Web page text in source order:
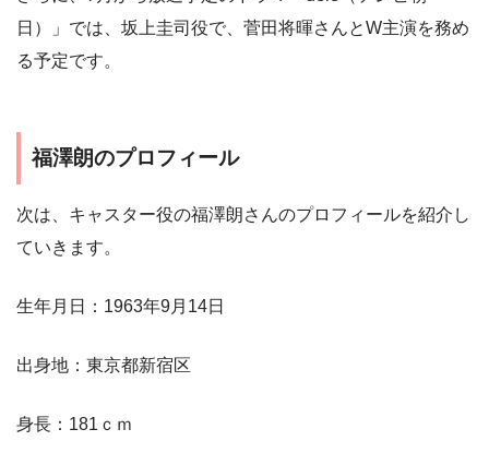
日）」では、坂上圭司役で、菅田将暉さんとW主演を務め
る予定です。
福澤朗のプロフィール
次は、キャスター役の福澤朗さんのプロフィールを紹介し
ていきます。
生年月日：1963年9月14日
出身地：東京都新宿区
身長：181ｃｍ